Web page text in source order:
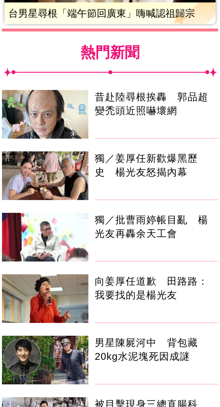
台男星尋根「端午節回廣東」嗨喊認祖歸宗
熱門新聞
昔赴陸尋根挨轟 郭品超
變禿頭近照嚇壞網
獨／姜厚任新歡爆黑歷
史 楊光友怒揭內幕
獨／批曹雨婷帳目亂 楊
光友再轟余天工會
向姜厚任道歉 田路路：
我要找的是楊光友
男星陳屍河中 背包藏
20kg水泥塊死因成謎
被目擊現身三總直腸科